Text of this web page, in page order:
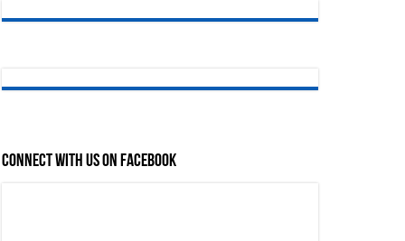
Connect with us on Facebook